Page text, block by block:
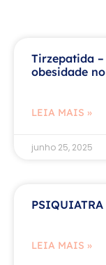
Tirzepatida
obesidade
LEIA MAIS »
junho 25, 2025
PSIQUIATRA
LEIA MAIS »